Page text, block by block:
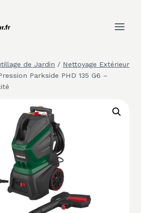
de Jardin / Nettoyage Extérieur
Parkside PHD 135 G6 –